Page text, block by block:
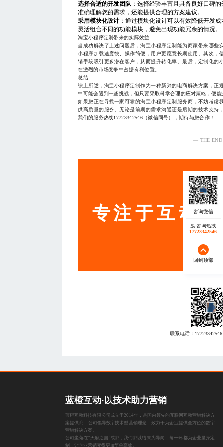
选择合适的开发团队 ：选择经验丰富且具备良好口碑
准确理解您的需求，还能提供合理的方案建议。
采用模块化设计 ：通过模块化设计可以有效降低开发
灵活组合不同的功能模块，避免出现功能冗余的情况。
淘宝小程序定制带来的实际效益
当成功解决了上述问题后，淘宝小程序定制能为商家带来哪些
小程序加载速度快、操作简便，用户更愿意长期使用。其次，
销手段吸引更多潜在客户，从而提升转化率。最后，定制化的
在激烈的市场竞争中占据有利位置。
总结
综上所述，淘宝小程序定制作为一种新兴的电商解决方案，正
中可能会遇到一些挑战，但只要采取科学合理的应对策略，便
如果您正在寻找一家可靠的淘宝小程序定制服务商，不妨考虑
供高质量的服务。无论是前期的需求沟通还是后期的技术支持
我们的服务热线17723342546（微信同号），期待与您合作！
— THE
服务
专注于互动
联系电话： 17723342546
咨询热线
17723342546
回到顶部
蓝橙互动·以技术助力营销
蓝橙互动科技有限公司成立于2014年，是国内领先的互联网互动营销解决方
案提供商，公司倡导数字技术型营销理念，致力于为企业提供全方位的数字
营销解决方案。
公司坐落在“天府之国”成都，我们都以结果为导向，每一环都为企业量身定
制，让企业营销变得更加简单高效。